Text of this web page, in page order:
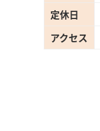
定休日
アクセス